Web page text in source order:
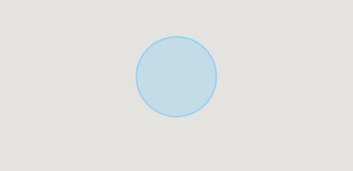
0 地板暖氣(廚房·客廳飯廳)